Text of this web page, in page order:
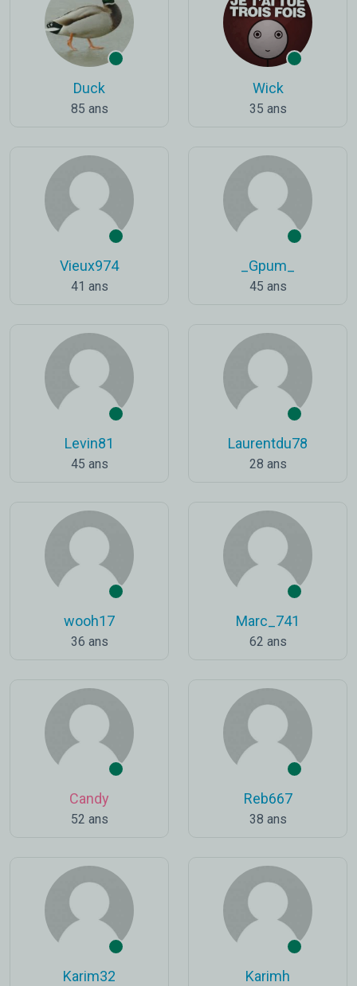
Duck
85 ans
Wick
35 ans
Vieux974
41 ans
_Gpum_
45 ans
Levin81
45 ans
Laurentdu78
28 ans
wooh17
36 ans
Marc_741
62 ans
Candy
52 ans
Reb667
38 ans
Karim32 Karimh